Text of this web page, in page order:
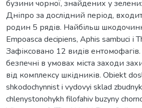
бузини чорної, знайдених у
Дніпро за дослідний період,
родин 5 рядів. Найбільш
Empoasca decipiens, Aphis sambuci і
Зафіксовано 12 видів
безпечні в умовах міста заходи
від комплексу шкідників. Obiekt
shkodochynnist i vydovyi sklad
chlenystonohykh filofahiv buzyny